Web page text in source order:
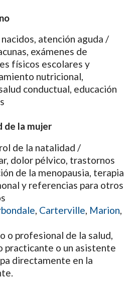
atención aguda /
exámenes de
físicos escolares y
nutricional,
conductual, educación
de la mujer
de la natalidad /
dolor pélvico, trastornos
de la menopausia, terapia
y referencias para otros
, Carterville, Marion,
o profesional de la salud,
practicante o un asistente
directamente en la